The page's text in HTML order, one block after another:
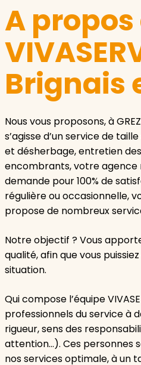
A
Brignais
Nous vous proposons, à
s’agisse d’un service de
et désherbage, entretien
encombrants, votre
demande pour 100% de
régulière ou occasionnelle,
propose de nombreux
Notre objectif ? Vous
qualité, afin que vous
situation.
Qui compose l’équipe
professionnels du service à
rigueur, sens des
attention…). Ces personnes
nos services optimale, à un